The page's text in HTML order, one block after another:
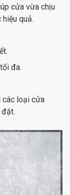
cửa vừa chịu
quả.
đa.
các loại cửa